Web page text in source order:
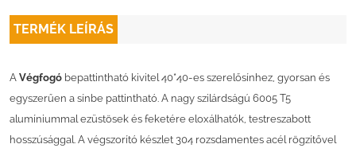
TERMÉK LEÍRÁS
A Végfogó bepattintható kivitel 40*40-es szerelősínhez, gyorsan és
egyszerűen a sínbe pattintható. A nagy szilárdságú 6005 T5
alumíniummal ezüstösek és feketére eloxálhatók, testreszabott
hosszúsággal. A végszorító készlet 304 rozsdamentes acél rögzítővel